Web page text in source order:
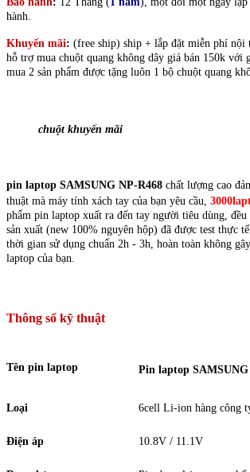
hành.
Khuyến mãi: (free ship) ship + lắp đặt miễn phí nội
hỗ trợ mua chuột quang không dây giá bán 150k với
mua 2 sản phẩm được tặng luôn 1 bộ chuột quang
chuột khuyến mãi
pin laptop SAMSUNG NP-R468 chất lượng cao
thuật mà máy tính xách tay của bạn yêu cầu,
phẩm pin laptop xuất ra đến tay người tiêu dùng, đều
sản xuất (new 100% nguyên hộp) đã được test thực
thời gian sử dụng chuẩn 2h - 3h, hoàn toàn không
laptop của bạn.
Thông số kỹ thuật
Tên pin laptop Pin laptop SAMSUNG
Loại 6cell Li-ion hàng công
Điện áp 10.8V / 11.1V